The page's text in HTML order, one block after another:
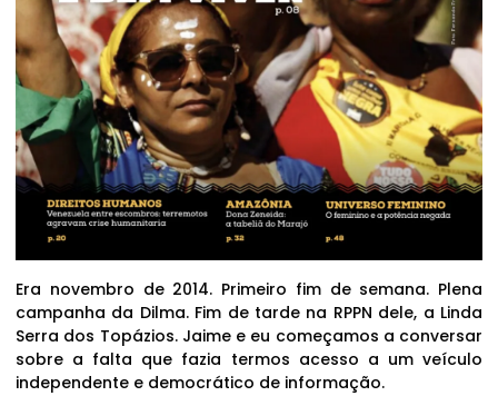
Era novembro de 2014. Primeiro fim de semana. Plena
campanha da Dilma. Fim de tarde na RPPN dele, a Linda
Serra dos Topázios. Jaime e eu começamos a conversar
sobre a falta que fazia termos acesso a um veículo
independente e democrático de informação.